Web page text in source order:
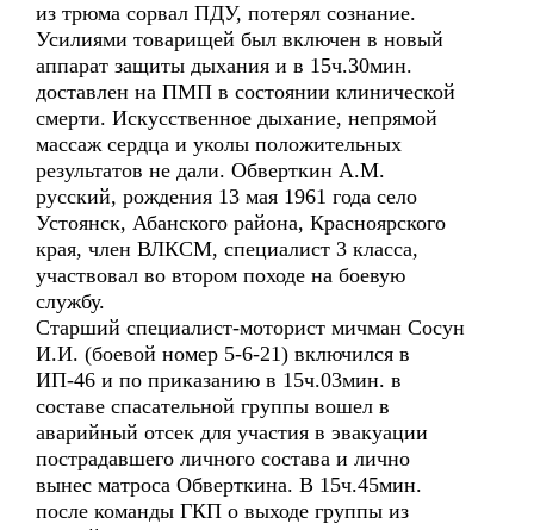
из трюма сорвал ПДУ, потерял сознание.
Усилиями товарищей был включен в новый
аппарат защиты дыхания и в 15ч.30мин.
доставлен на ПМП в состоянии клинической
смерти. Искусственное дыхание, непрямой
массаж сердца и уколы положительных
результатов не дали. Обверткин А.М.
русский, рождения 13 мая 1961 года село
Устоянск, Абанского района, Красноярского
края, член ВЛКСМ, специалист 3 класса,
участвовал во втором походе на боевую
службу.
Старший специалист-моторист мичман Сосун
И.И. (боевой номер 5-6-21) включился в
ИП-46 и по приказанию в 15ч.03мин. в
составе спасательной группы вошел в
аварийный отсек для участия в эвакуации
пострадавшего личного состава и лично
вынес матроса Обверткина. В 15ч.45мин.
после команды ГКП о выходе группы из